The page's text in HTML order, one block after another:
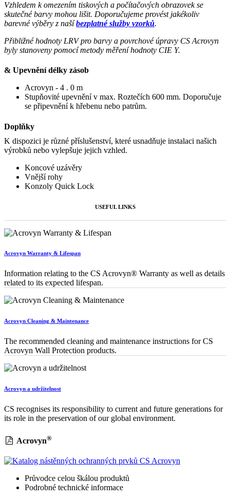
Vzhledem k omezením tiskových a počítačových obrazovek se
skutečné barvy mohou lišit. Doporučujeme provést jakékoliv
barevné výběry z našíbezplatné služby vzorků.
Přibližné hodnoty LRV pro barvy a povrchové úpravy CS Acrovyn
byly stanoveny pomocí metody měření hodnoty CIE Y.
& Upevnění délky zásob
Acrovyn - 4 . 0 m
Stupňovité upevnění v max. Roztečích 600 mm. Doporučuje
se připevnění k hřebenu nebo patrům.
Doplňky
K dispozici je různé příslušenství, které usnadňuje instalaci našich
výrobků nebo vylepšuje jejich vzhled.
Koncové uzávěry
Vnější rohy
Konzoly Quick Lock
USEFUL LINKS
Acrovyn Warranty & Lifespan
Information relating to the CS Acrovyn® Warranty as well as details
related to its expected lifespan.
Acrovyn Cleaning & Maintenance
The recommended cleaning and maintenance instructions for CS
Acrovyn Wall Protection products.
Acrovyn a udržitelnost
CS recognises its responsibility to current and future generations for
its role in the preservation of our global environment.
Acrovyn®
Průvodce celou škálou produktů
Podrobné technické informace